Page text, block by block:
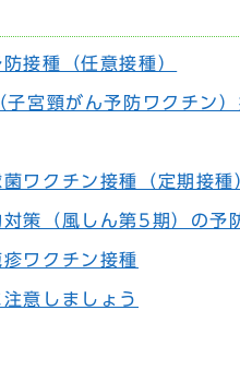
接種（任意接種）
子宮頸がん予防ワクチン
ワクチン接種（定期接種
対策（風しん第5期）の
ワクチン接種
意しましょう